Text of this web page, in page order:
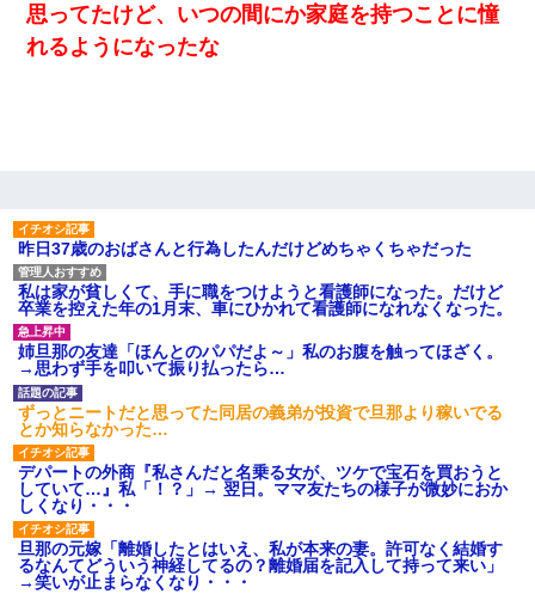
思ってたけど、いつの間にか家庭を持つことに憧
れるようになったな
昨日37歳のおばさんと行為したんだけどめちゃくちゃだった
私は家が貧しくて、手に職をつけようと看護師になった。だけど
卒業を控えた年の1月末、車にひかれて看護師になれなくなった。
姉旦那の友達「ほんとのパパだよ～」私のお腹を触ってほざく。
→思わず手を叩いて振り払ったら…
ずっとニートだと思ってた同居の義弟が投資で旦那より稼いでる
とか知らなかった…
デパートの外商『私さんだと名乗る女が、ツケで宝石を買おうと
していて…』私「！？」→ 翌日。ママ友たちの様子が微妙におか
しくなり・・・
旦那の元嫁「離婚したとはいえ、私が本来の妻。許可なく結婚す
るなんてどういう神経してるの？離婚届を記入して持って来い」
→笑いが止まらなくなり・・・